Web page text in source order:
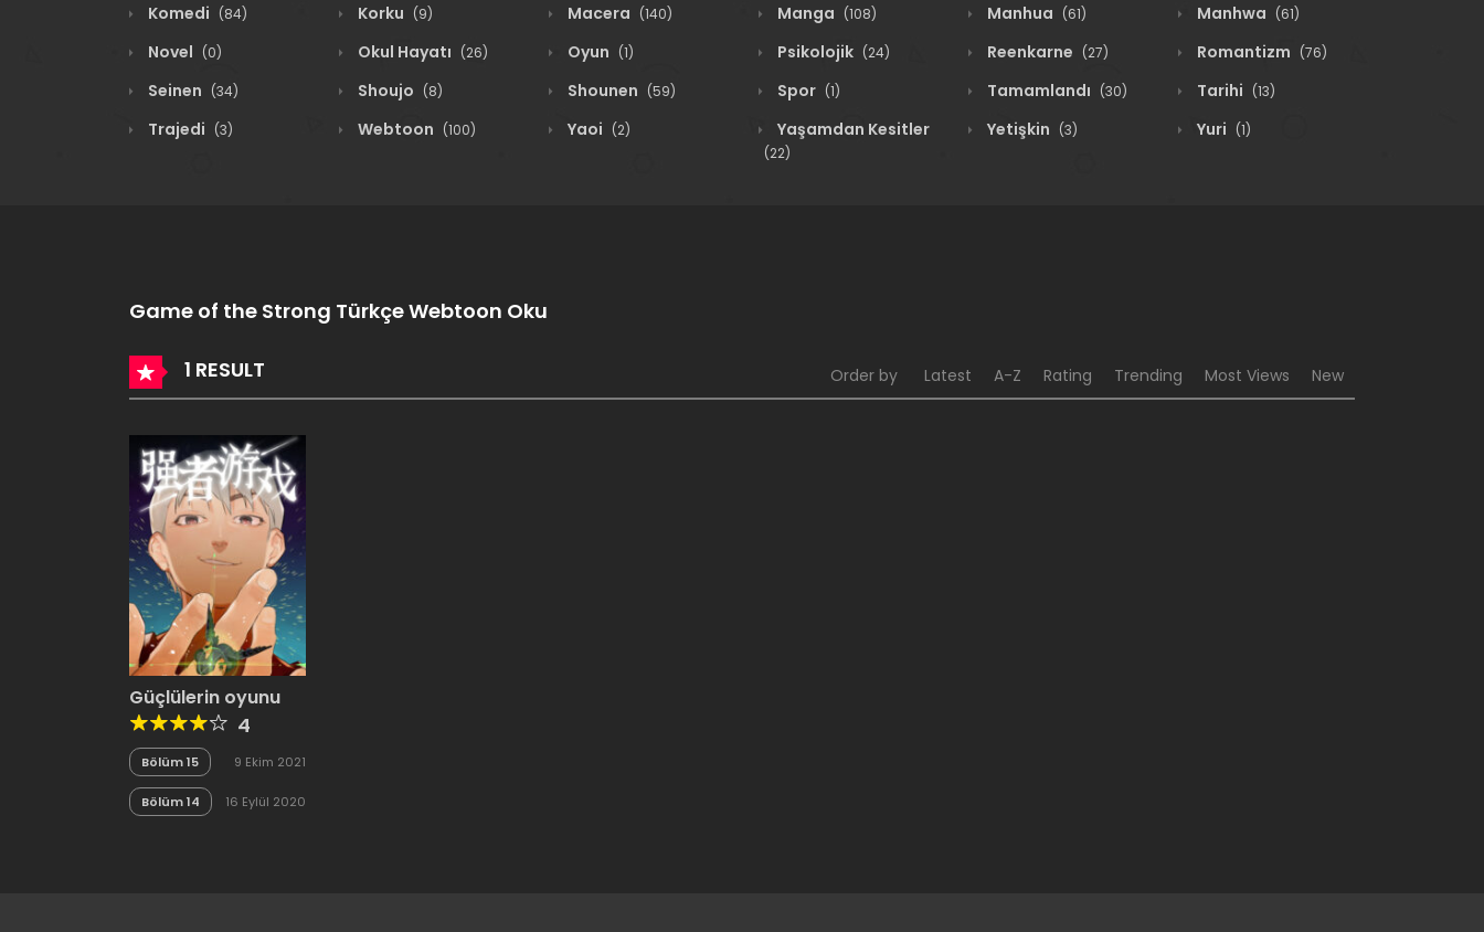
Komedi (84) Korku (9) Macera (140) Manga (108) Manhua (61) Manhwa (61)
Novel (0) Okul Hayatı (26) Oyun (1) Psikolojik (24) Reenkarne (27) Romantizm (76)
Seinen (34) Shoujo (8) Shounen (59) Spor (1) Tamamlandı (30) Tarihi (13)
Trajedi (3) Webtoon (100) Yaoi (2) Yaşamdan Kesitler
(22)
Yetişkin (3) Yuri (1)
Game of the Strong Türkçe Webtoon Oku
1 RESULT Order by Latest A-Z Rating Trending Most Views New
Güçlülerin oyunu
4
Bölüm 15 9 Ekim 2021
Bölüm 14 16 Eylül 2020